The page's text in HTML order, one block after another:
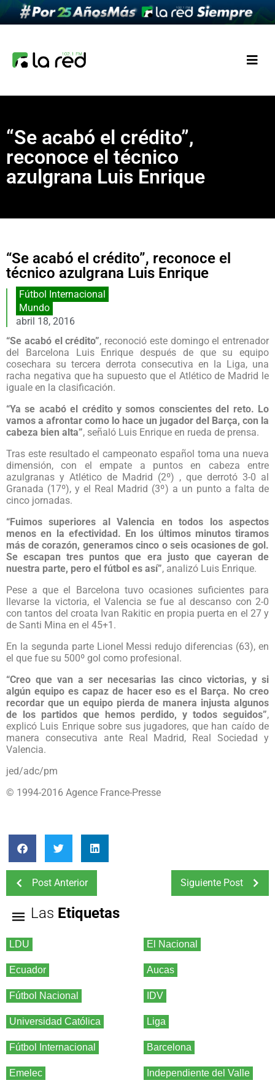
“Se acabó el crédito”,
reconoce el técnico
azulgrana Luis Enrique
“Se acabó el crédito”, reconoce el
técnico azulgrana Luis Enrique
Fútbol Internacional
Mundo
abril 18, 2016
“Se acabó el crédito”, reconoció este domingo el entrenador
del Barcelona Luis Enrique después de que su equipo
cosechara su tercera derrota consecutiva en la Liga, una
racha negativa que ha supuesto que el Atlético de Madrid le
iguale en la clasificación.
“Ya se acabó el crédito y somos conscientes del reto. Lo
vamos a afrontar como lo hace un jugador del Barça, con la
cabeza bien alta”, señaló Luis Enrique en rueda de prensa.
Tras este resultado el campeonato español toma una nueva
dimensión, con el empate a puntos en cabeza entre
azulgranas y Atlético de Madrid (2º) , que derrotó 3-0 al
Granada (17º), y el Real Madrid (3º) a un punto a falta de
cinco jornadas.
“Fuimos superiores al Valencia en todos los aspectos
menos en la efectividad. En los últimos minutos tiramos
más de corazón, generamos cinco o seis ocasiones de gol.
Se escapan tres puntos que era justo que cayeran de
nuestra parte, pero el fútbol es así”, analizó Luis Enrique.
Pese a que el Barcelona tuvo ocasiones suficientes para
llevarse la victoria, el Valencia se fue al descanso con 2-0
con tantos del croata Ivan Rakitic en propia puerta en el 27 y
de Santi Mina en el 45+1.
En la segunda parte Lionel Messi redujo diferencias (63), en
el que fue su 500º gol como profesional.
“Creo que van a ser necesarias las cinco victorias, y si
algún equipo es capaz de hacer eso es el Barça. No creo
recordar que un equipo pierda de manera injusta algunos
de los partidos que hemos perdido, y todos seguidos”,
explicó Luis Enrique sobre sus jugadores, que han caído de
manera consecutiva ante Real Madrid, Real Sociedad y
Valencia.
jed/adc/pm
© 1994-2016 Agence France-Presse
Post Anterior Siguiente Post
Las Etiquetas
LDU El Nacional
Ecuador Aucas
Fútbol Nacional IDV
Universidad Católica Liga
Fútbol Internacional Barcelona
Emelec Independiente del Valle